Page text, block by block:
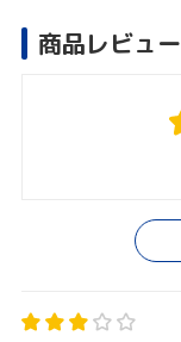
商品レビュー